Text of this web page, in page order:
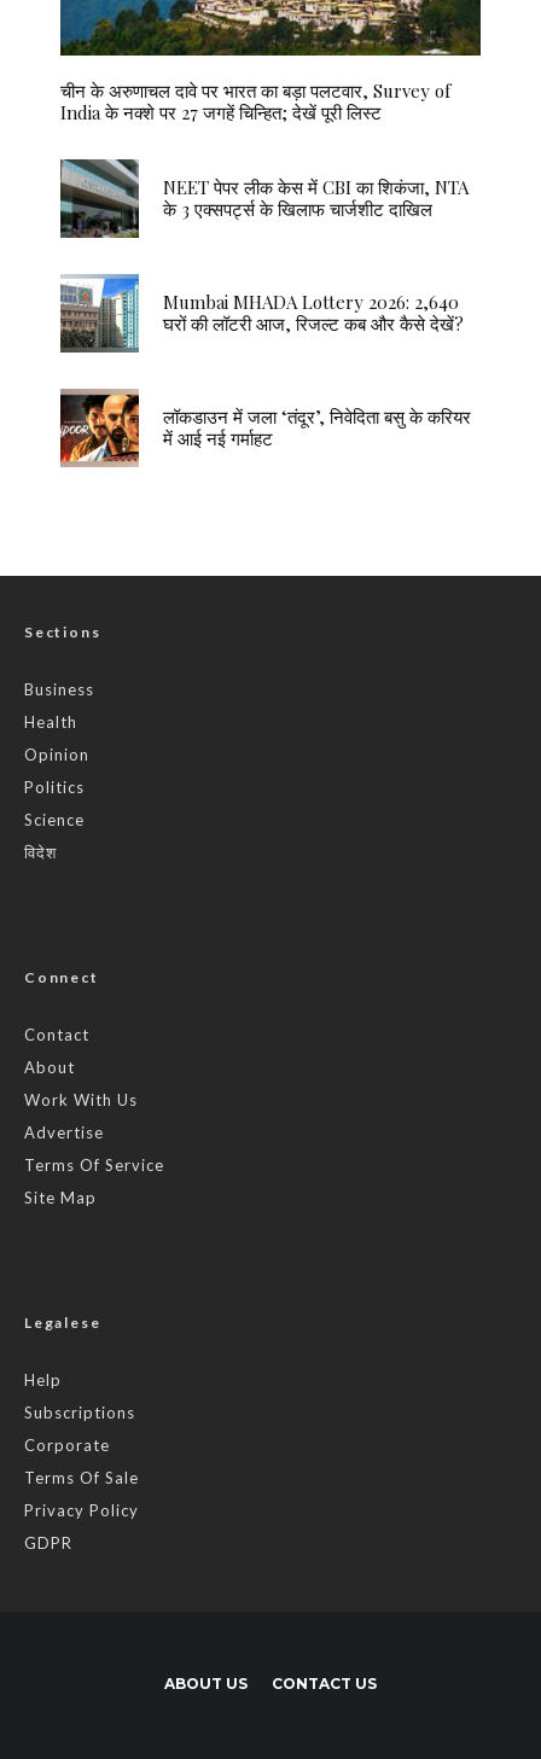
चीन के अरुणाचल दावे पर भारत का बड़ा पलटवार, Survey of
India के नक्शे पर 27 जगहें चिन्हित; देखें पूरी लिस्ट
NEET पेपर लीक केस में CBI का शिकंजा, NTA
के 3 एक्सपर्ट्स के खिलाफ चार्जशीट दाखिल
Mumbai MHADA Lottery 2026: 2,640
घरों की लॉटरी आज, रिजल्ट कब और कैसे देखें?
लॉकडाउन में जला ‘तंदूर’, निवेदिता बसु के करियर
में आई नई गर्माहट
Sections
Business
Health
Opinion
Politics
Science
विदेश
Connect
Contact
About
Work With Us
Advertise
Terms Of Service
Site Map
Legalese
Help
Subscriptions
Corporate
Terms Of Sale
Privacy Policy
GDPR
ABOUT US CONTACT US